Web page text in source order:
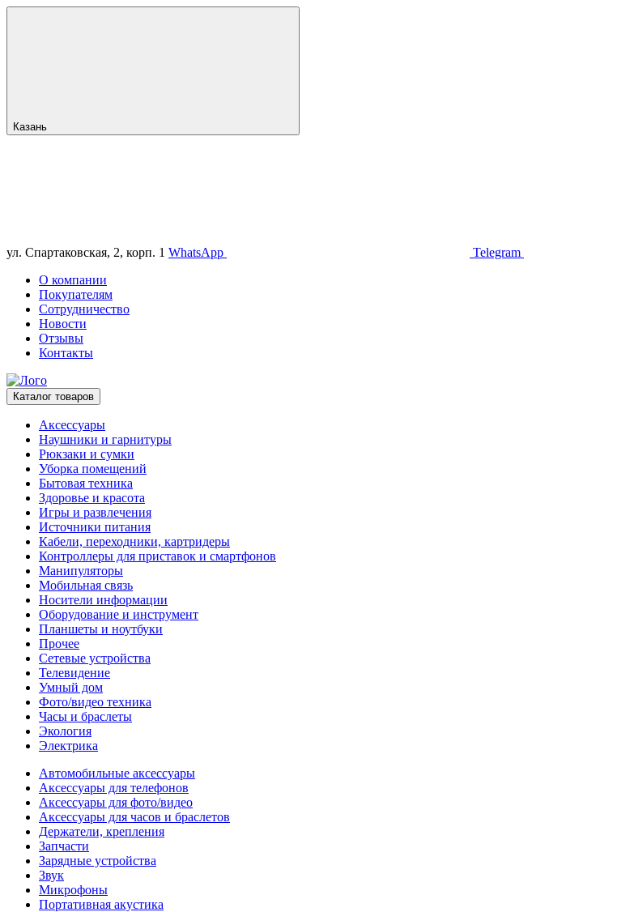
Казань
ул. Спартаковская, 2, корп. 1 WhatsApp Telegram
О компании
Покупателям
Сотрудничество
Новости
Отзывы
Контакты
Каталог товаров
Аксессуары
Наушники и гарнитуры
Рюкзаки и сумки
Уборка помещений
Бытовая техника
Здоровье и красота
Игры и развлечения
Источники питания
Кабели, переходники, картридеры
Контроллеры для приставок и смартфонов
Манипуляторы
Мобильная связь
Носители информации
Оборудование и инструмент
Планшеты и ноутбуки
Прочее
Сетевые устройства
Телевидение
Умный дом
Фото/видео техника
Часы и браслеты
Экология
Электрика
Автомобильные аксессуары
Аксессуары для телефонов
Аксессуары для фото/видео
Аксессуары для часов и браслетов
Держатели, крепления
Запчасти
Зарядные устройства
Звук
Микрофоны
Портативная акустика